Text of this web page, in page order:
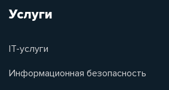
Услуги
IT-услуги
Информационная безопасность